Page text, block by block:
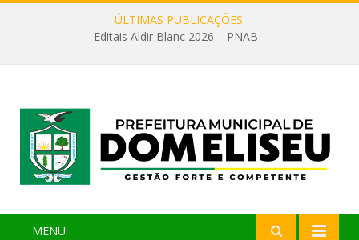
ÚLTIMAS PUBLICAÇÕES:
Editais Aldir Blanc 2026 – PNAB
MENU